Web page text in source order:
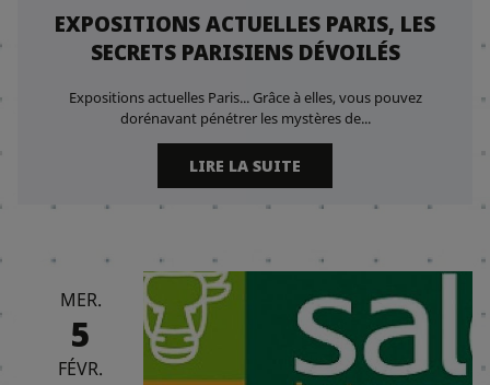
EXPOSITIONS ACTUELLES PARIS, LES
SECRETS PARISIENS DÉVOILÉS
Expositions actuelles Paris... Grâce à elles, vous pouvez
dorénavant pénétrer les mystères de...
LIRE LA SUITE
MER.
5
FÉVR.